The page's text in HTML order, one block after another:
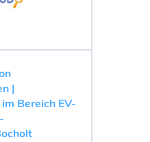
|
Bereich EV-